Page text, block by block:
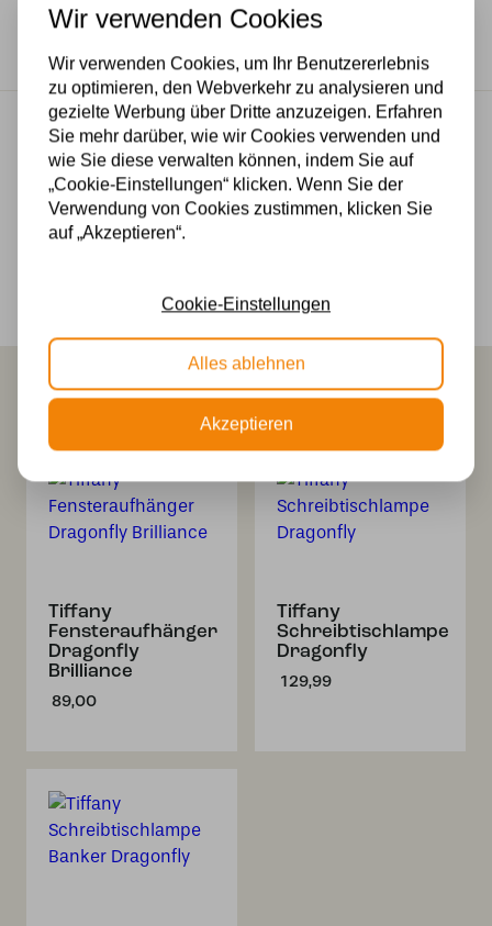
Kostenloser Versand
Kostenloser Versand in Deutschland ab 99 €
Kostenlose Lichtquellen
Die Bestellung umfasst die Lichtquelle
Sichere Zahlung im Anschluss mit Klarna
Das könnte Ihnen auch gefallen
Tiffany
Fensteraufhänger
Dragonfly
Brilliance
89,00
Tiffany
Schreibtischlampe
Dragonfly
129,99
Wir verwenden Cookies
Wir verwenden Cookies, um Ihr Benutzererlebnis
zu optimieren, den Webverkehr zu analysieren und
gezielte Werbung über Dritte anzuzeigen. Erfahren
Sie mehr darüber, wie wir Cookies verwenden und
wie Sie diese verwalten können, indem Sie auf
„Cookie-Einstellungen“ klicken. Wenn Sie der
Verwendung von Cookies zustimmen, klicken Sie
auf „Akzeptieren“.
Cookie-Einstellungen
Alles ablehnen
Akzeptieren